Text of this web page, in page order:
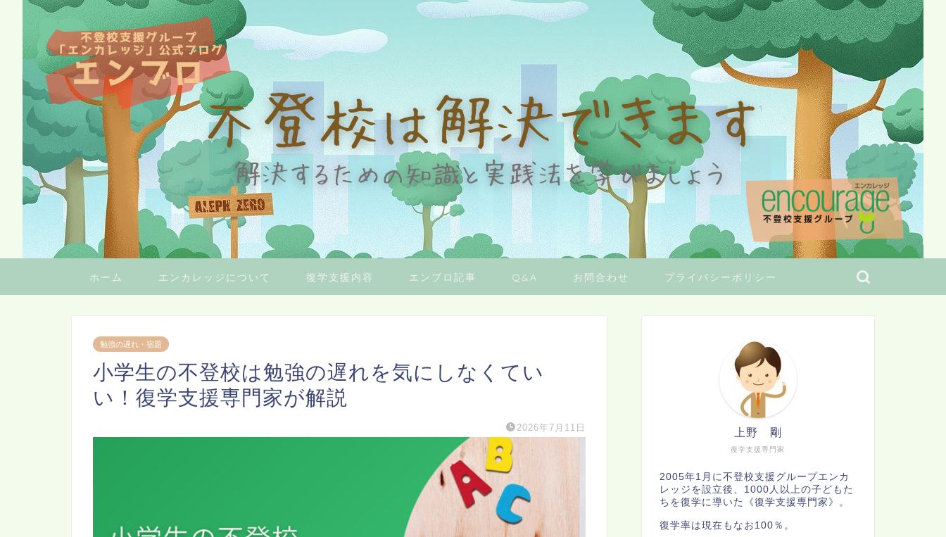
ホーム エンカレッジについて 復学支援内容 エンブロ記事 Q&A お問合わせ プライバシーポリシー
勉強の遅れ・宿題
小学生の不登校は勉強の遅れを気にしなくてい
い！復学支援専門家が解説
2026年7月11日
復学支援専門家
上野 剛
2005年1月に不登校支援グループエンカ
レッジを設立後、1000人以上の子どもた
ちを復学に導いた《復学支援専門家》。
復学率は現在もなお100％。